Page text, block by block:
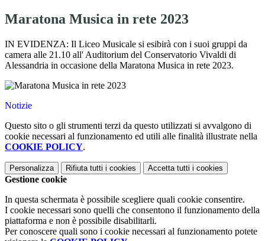
Maratona Musica in rete 2023
IN EVIDENZA: Il Liceo Musicale si esibirà con i suoi gruppi da
camera alle 21.10 all' Auditorium del Conservatorio Vivaldi di
Alessandria in occasione della Maratona Musica in rete 2023.
Notizie
Questo sito o gli strumenti terzi da questo utilizzati si avvalgono di
cookie necessari al funzionamento ed utili alle finalità illustrate nella
COOKIE POLICY.
Personalizza Rifiuta tutti i cookies Accetta tutti i cookies
Gestione cookie
In questa schermata è possibile scegliere quali cookie consentire.
I cookie necessari sono quelli che consentono il funzionamento della
piattaforma e non è possibile disabilitarli.
Per conoscere quali sono i cookie necessari al funzionamento potete